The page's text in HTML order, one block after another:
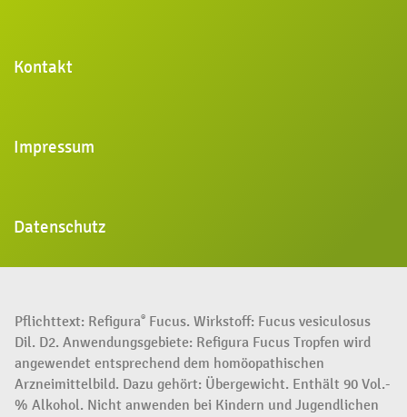
Kontakt
Impressum
Datenschutz
Pflichttext: Refigura® Fucus. Wirkstoff: Fucus vesiculosus
Dil. D2. Anwendungsgebiete: Refigura Fucus Tropfen wird
angewendet entsprechend dem homöopathischen
Arzneimittelbild. Dazu gehört: Übergewicht. Enthält 90 Vol.-
% Alkohol. Nicht anwenden bei Kindern und Jugendlichen